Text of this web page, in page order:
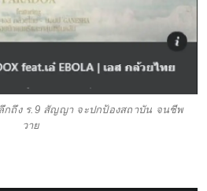
ถึง ร.9 สัญญา จะปกป้องสถาบัน จนชีพ
วาย